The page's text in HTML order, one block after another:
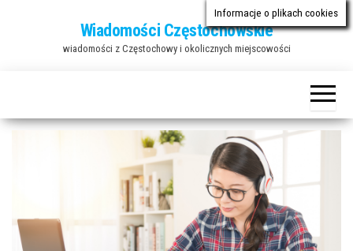
Wiadomości Częstochowskie
wiadomości z Częstochowy i okolicznych miejscowości
Informacje o plikach cookies